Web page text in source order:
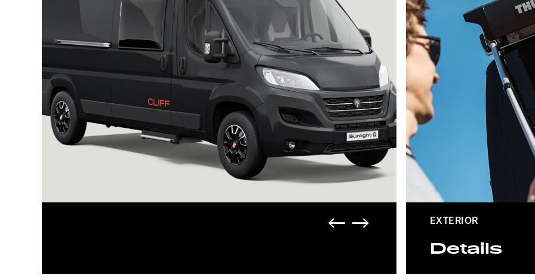
EXTERIOR
Details